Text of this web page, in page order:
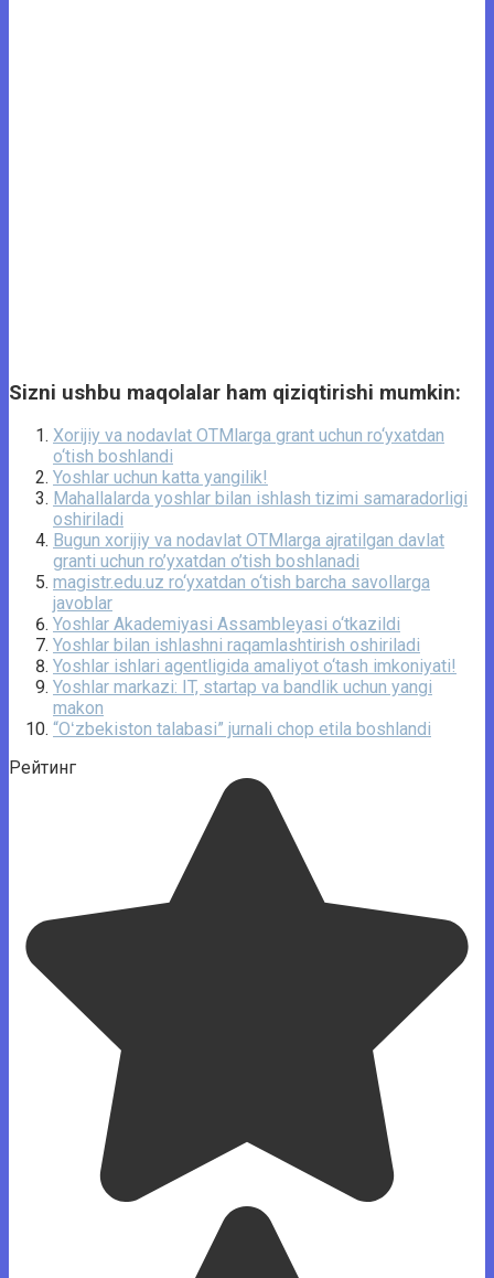
Sizni ushbu maqolalar ham qiziqtirishi mumkin:
Xorijiy va nodavlat OTMlarga grant uchun ro‘yxatdan
o‘tish boshlandi
Yoshlar uchun katta yangilik!
Mahallalarda yoshlar bilan ishlash tizimi samaradorligi
oshiriladi
Bugun xorijiy va nodavlat OTMlarga ajratilgan davlat
granti uchun ro’yxatdan o’tish boshlanadi
magistr.edu.uz ro‘yxatdan o‘tish barcha savollarga
javoblar
Yoshlar Akademiyasi Assambleyasi o‘tkazildi
Yoshlar bilan ishlashni raqamlashtirish oshiriladi
Yoshlar ishlari agentligida amaliyot o‘tash imkoniyati!
Yoshlar markazi: IT, startap va bandlik uchun yangi
makon
“Oʻzbekiston talabasi” jurnali chop etila boshlandi
Рейтинг